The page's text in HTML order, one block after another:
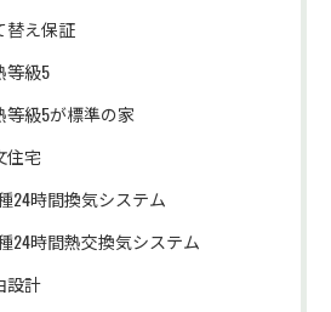
替え保証
等級5
等級5が標準の家
住宅
24時間換気システム
24時間熱交換気システム
設計